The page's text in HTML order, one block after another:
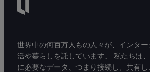
世界中の何百万人もの人々が、インター
活や暮らしを託しています。 私たちは
に必要なデータ、つまり接続し、共有し